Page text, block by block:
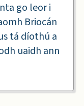
go leor i
Briocán
tá díothú a
uaidh ann